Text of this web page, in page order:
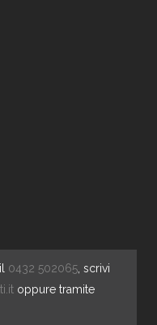
0432 502065 , scrivi
oppure tramite